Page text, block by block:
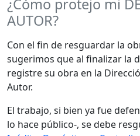
¿Cómo protejo mi
AUTOR?
Con el fin de resguardar la
sugerimos que al finalizar la
registre su obra en la
Autor.
El trabajo, si bien ya fue
lo hace público-, se debe